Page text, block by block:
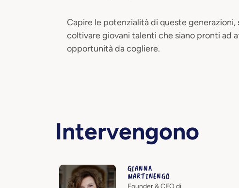
​Capire le potenzialità di queste
coltivare giovani talenti che siano pronti ad
opportunità da cogliere.
Intervengono
GIANNA
MARTINENGO
Founder & CEO di